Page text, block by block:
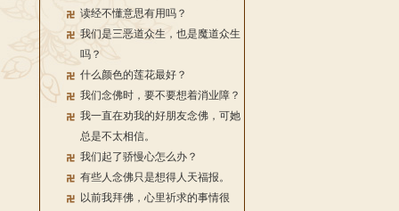
读经不懂意思有用吗？
我们是三恶道众生，也是魔道众生
吗？
什么颜色的莲花最好？
我们念佛时，要不要想着消业障？
我一直在劝我的好朋友念佛，可她
总是不太相信。
我们起了骄慢心怎么办？
有些人念佛只是想得人天福报。
以前我拜佛，心里祈求的事情很